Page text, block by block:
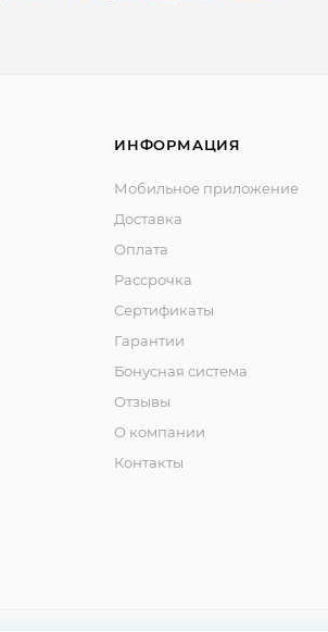
ИНФОРМАЦИЯ
Мобильное приложение
Доставка
Оплата
Рассрочка
Сертификаты
Гарантии
Бонусная система
Отзывы
О компании
Контакты